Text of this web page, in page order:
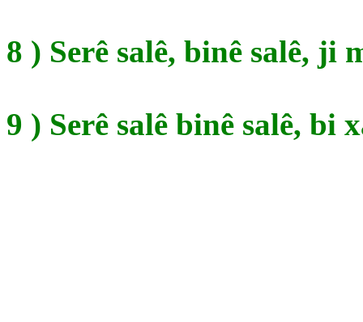
8 ) Serê salê, binê salê, ji
9 ) Serê salê binê salê, bi